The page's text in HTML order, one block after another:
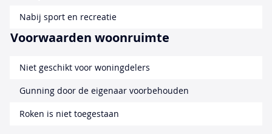
Nabij sport en recreatie
Voorwaarden woonruimte
Niet geschikt voor woningdelers
Gunning door de eigenaar voorbehouden
Roken is niet toegestaan